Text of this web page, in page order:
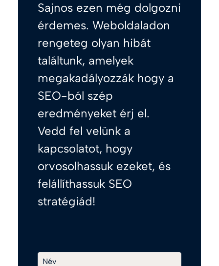
Sajnos ezen még dolgozni
érdemes. Weboldaladon
rengeteg olyan hibát
találtunk, amelyek
megakadályozzák hogy a
SEO-ból szép
eredményeket érj el.
Vedd fel velünk a
kapcsolatot, hogy
orvosolhassuk ezeket, és
felállíthassuk SEO
stratégiád!
Név